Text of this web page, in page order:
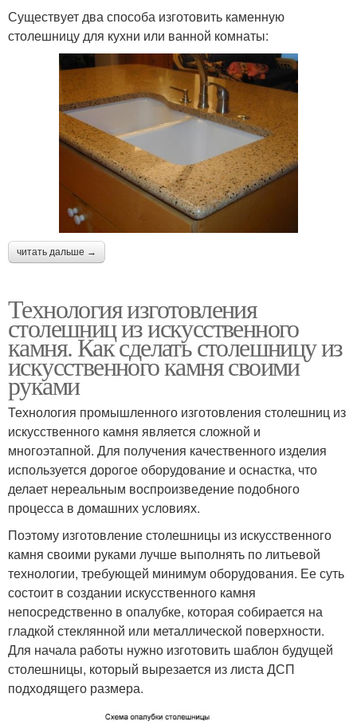
Существует два способа изготовить каменную
столешницу для кухни или ванной комнаты:
читать дальше →
Технология изготовления
столешниц из искусственного
камня. Как сделать столешницу из
искусственного камня своими
руками
Технология промышленного изготовления столешниц из
искусственного камня является сложной и
многоэтапной. Для получения качественного изделия
используется дорогое оборудование и оснастка, что
делает нереальным воспроизведение подобного
процесса в домашних условиях.
Поэтому изготовление столешницы из искусственного
камня своими руками лучше выполнять по литьевой
технологии, требующей минимум оборудования. Ее суть
состоит в создании искусственного камня
непосредственно в опалубке, которая собирается на
гладкой стеклянной или металлической поверхности.
Для начала работы нужно изготовить шаблон будущей
столешницы, который вырезается из листа ДСП
подходящего размера.